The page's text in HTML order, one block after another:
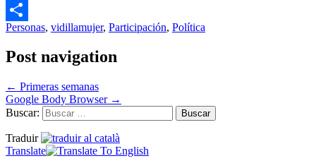
Email
Compartir
Personas, vidillamujer, Participación, Política
Post navigation
← Primeras semanas
Google Body Browser →
Buscar:
Traduir
Translate